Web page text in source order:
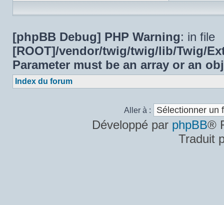
[phpBB Debug] PHP Warning: in file
[ROOT]/vendor/twig/twig/lib/Twig/
Parameter must be an array or an
Index du forum
Aller à :
Développé par phpBB®
Traduit